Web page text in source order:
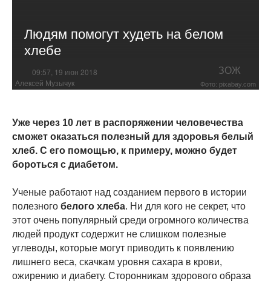
Людям помогут худеть на белом
хлебе
09:57, 19 июн 2018 ЗОЖ
Алексей Музычук Фото: pixabay.com
Уже через 10 лет в распоряжении человечества
сможет оказаться полезный для здоровья белый
хлеб. С его помощью, к примеру, можно будет
бороться с диабетом.
Ученые работают над созданием первого в истории
полезного белого хлеба. Ни для кого не секрет, что
этот очень популярный среди огромного количества
людей продукт содержит не слишком полезные
углеводы, которые могут приводить к появлению
лишнего веса, скачкам уровня сахара в крови,
ожирению и диабету. Сторонникам здорового образа